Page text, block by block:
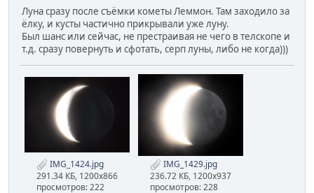
Луна сразу после съёмки кометы Леммон. Там заходило за
ёлку, и кусты частично прикрывали уже луну.
Был шанс или сейчас, не престраивая не чего в телскопе и
т.д. сразу повернуть и сфотать, серп луны, либо не когда)))
IMG_1424.jpg
291.34 КБ, 1200x866
просмотров: 222
IMG_1429.jpg
236.72 КБ, 1200x937
просмотров: 228